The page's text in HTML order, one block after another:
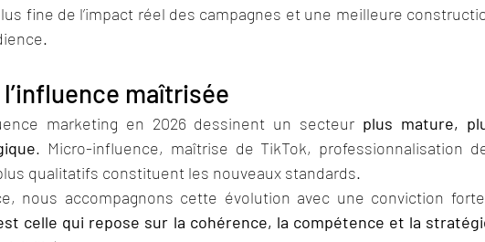
fine de l’impact réel des campagnes et une meilleure
l’influence maîtrisée
marketing en 2026 dessinent un secteur plus mature,
. Micro-influence, maîtrise de TikTok, professionnalisation
qualitatifs constituent les nouveaux standards.
celle qui repose sur la cohérence, la compétence et la